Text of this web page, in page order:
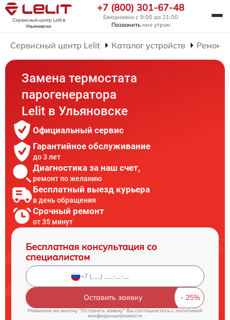
Сервисный центр Lelitв
Ульяновске
+7 (800) 301-67-48
Ежедневно с 9:00 до 21:00
Позвонить мне утром
Сервисный центр Lelit Каталог устройств Ремонт
Замена термостата
парогенератора
Lelit в Ульяновске
Официальный сервис
Гарантийное обслуживание
до 3 лет
Диагностика за наш счет,
ремонт по желанию
Бесплатный выезд курьера
в день обращения
Срочный ремонт
от 35 минут
Бесплатная консультация со
специалистом
Оставить заявку
Нажимая на кнопку "Оставить заявку" Вы соглашаетесь cполитикой
конфиденциальности